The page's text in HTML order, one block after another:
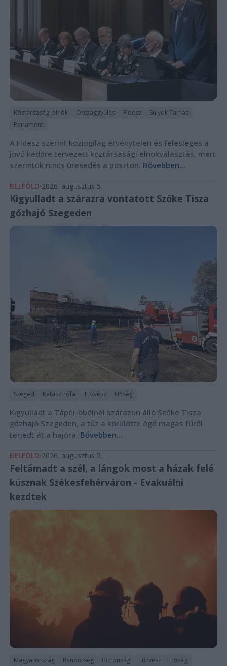
Köztársasági elnök Országgyűlés Fidesz
Sulyok Tamás
Parlament
A Fidesz szerint közjogilag érvénytelen és felesleges a
jövő keddre tervezett köztársasági elnökválasztás, mert
szerintük nincs üresedés a poszton. Bővebben...
BELFÖLD 2026. augusztus 5.
Kigyulladt a szárazra vontatott Szőke Tisza
gőzhajó Szegeden
Szeged Katasztrófa Tűzvész Hőség
Kigyulladt a Tápéi-öbölnél szárazon álló Szőke Tisza
gőzhajó Szegeden, a tűz a körülötte égő magas fűről
terjedt át a hajóra. Bővebben...
BELFÖLD 2026. augusztus 5.
Feltámadt a szél, a lángok most a házak felé
kúsznak Székesfehérváron - Evakuálni
kezdtek
Magyarország Rendőrség Biztonság Tűzvész Hőség